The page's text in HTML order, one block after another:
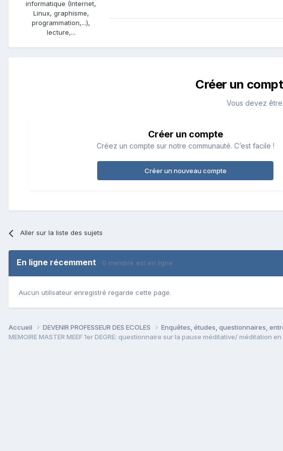
informatique (Internet,
Linux, graphisme,
programmation,...),
lecture,...
Créer un
Vous devez
Créer un compte
Créez un compte sur notre communauté. C’est facile !
Créer un nouveau compte
Aller sur la liste des sujets
En ligne récemment 0 membre est en ligne
Aucun utilisateur enregistré regarde cette page.
Accueil DEVENIR PROFESSEUR DES ECOLES
Enquêtes, études, questionnaires,
MEMOIRE MASTER MEEF 1er DEGRE: questionnaire sur la pause méditative/ méditation